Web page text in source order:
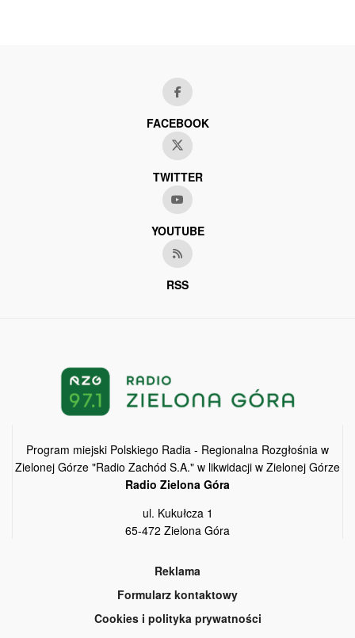
FACEBOOK
TWITTER
YOUTUBE
RSS
Program miejski Polskiego Radia - Regionalna Rozgłośnia w
Zielonej Górze "Radio Zachód S.A." w likwidacji w Zielonej Górze
Radio Zielona Góra
ul. Kukułcza 1
65-472 Zielona Góra
Reklama
Formularz kontaktowy
Cookies i polityka prywatności